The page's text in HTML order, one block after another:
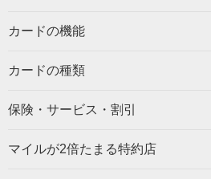
カードの機能
カードの種類
保険・サービス・割引
マイルが2倍たまる特約店